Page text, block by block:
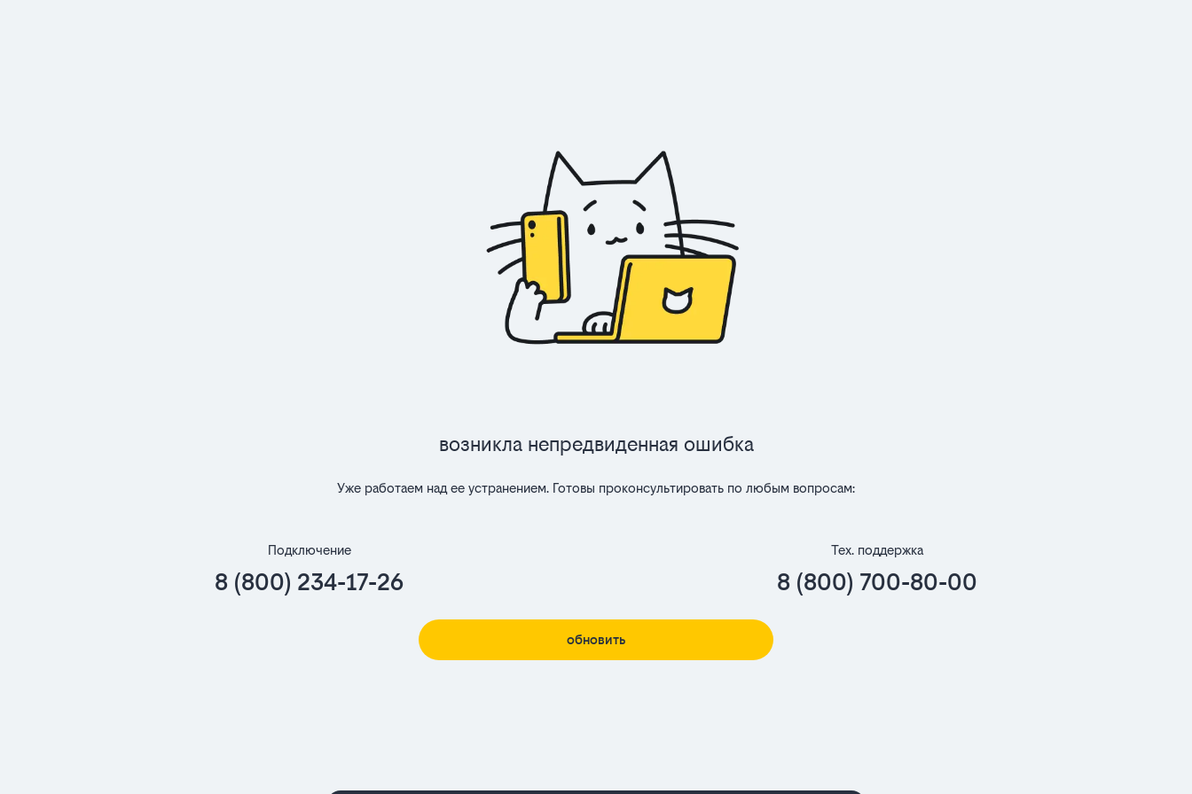
Возникла непредвиденная ошибка
Уже работаем над ее устранением. Готовы проконсультировать по любым вопросам:
Подключение
8 (800) 234-17-26
Тех. поддержка
8 (800) 700-80-00
обновить